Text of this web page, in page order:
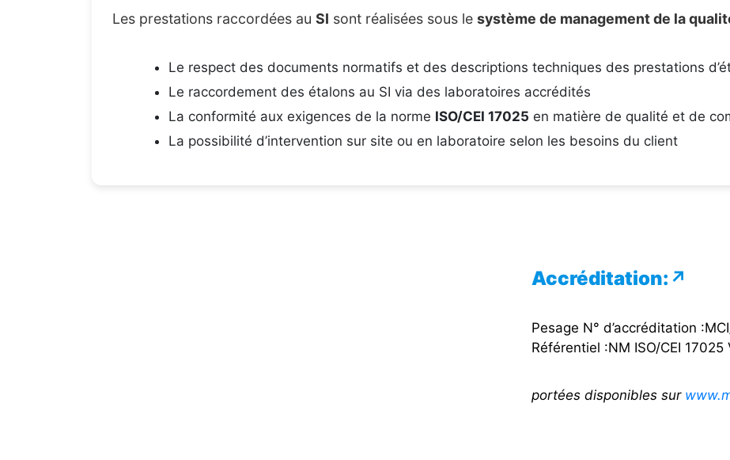
Les prestations raccordées au SI sont réalisées sous le système de management de la
Le respect des documents normatifs et des descriptions techniques des prestations
Le raccordement des étalons au SI via des laboratoires accrédités
La conformité aux exigences de la norme ISO/CEI 17025 en matière de qualité et de
La possibilité d’intervention sur site ou en laboratoire selon les besoins du client
Accréditation: ↗
Pesage N° d’accréditation
Référentiel :NM ISO/CEI 17025
portées disponibles sur